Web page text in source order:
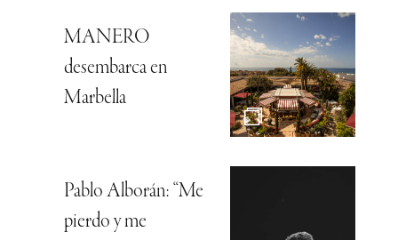
MANERO
desembarca en
Marbella
Pablo Alborán: “Me
pierdo y me